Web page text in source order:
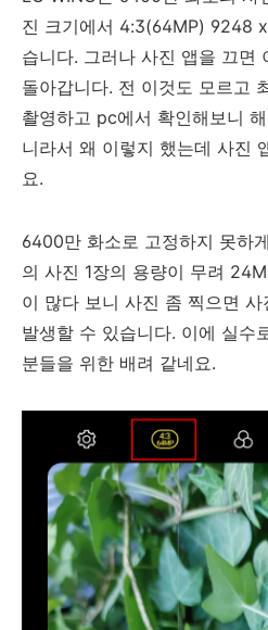
진 크기에서 4:3(64MP) 9248
습니다. 그러나 사진 앱을 끄면
돌아갑니다. 전 이것도 모르고
촬영하고 pc에서 확인해보니
니라서 왜 이렇지 했는데 사진
요.
6400만 화소로 고정하지 못하
의 사진 1장의 용량이 무려
이 많다 보니 사진 좀 찍으면
발생할 수 있습니다. 이에 실수
분들을 위한 배려 같네요.